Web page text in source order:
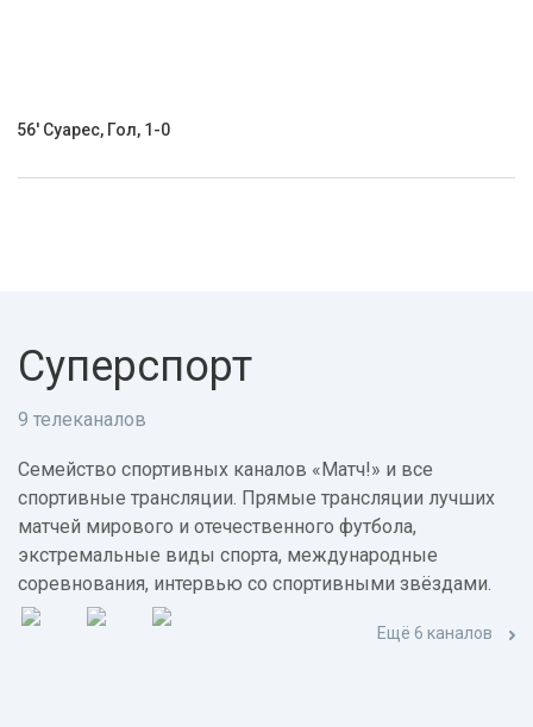
56' Суарес, Гол, 1-0
Суперспорт
9 телеканалов
Семейство спортивных каналов «Матч!» и все
спортивные трансляции. Прямые трансляции лучших
матчей мирового и отечественного футбола,
экстремальные виды спорта, международные
соревнования, интервью со спортивными звёздами.
Ещё 6 каналов